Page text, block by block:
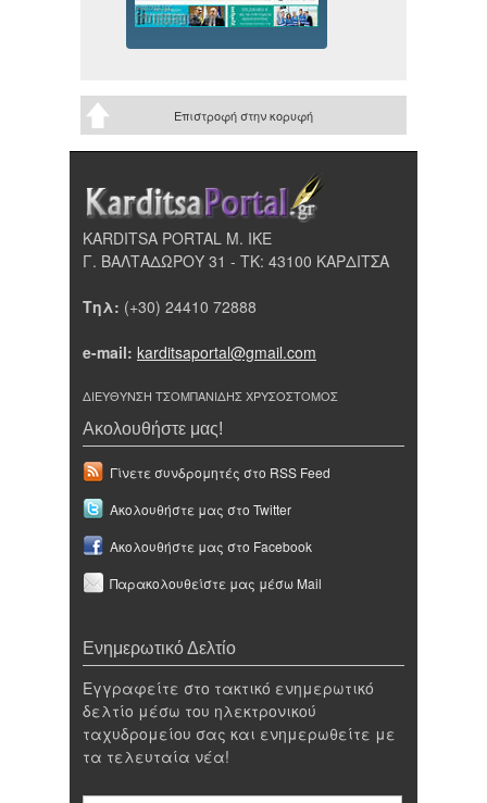
Επιστροφή στην κορυφή
KARDITSA PORTAL Μ. ΙΚΕ
Γ. ΒΑΛΤΑΔΩΡΟΥ 31 - ΤΚ: 43100 ΚΑΡΔΙΤΣΑ
Τηλ: (+30) 24410 72888
e-mail: karditsaportal@gmail.com
ΔΙΕΥΘΥΝΣΗ ΤΣΟΜΠΑΝΙΔΗΣ ΧΡΥΣΟΣΤΟΜΟΣ
Ακολουθήστε μας!
Γίνετε συνδρομητές στο RSS Feed
Ακολουθήστε μας στο Twitter
Ακολουθήστε μας στο Facebook
Παρακολουθείστε μας μέσω Mail
Ενημερωτικό Δελτίο
Εγγραφείτε στο τακτικό ενημερωτικό
δελτίο μέσω του ηλεκτρονικού
ταχυδρομείου σας και ενημερωθείτε με
τα τελευταία νέα!